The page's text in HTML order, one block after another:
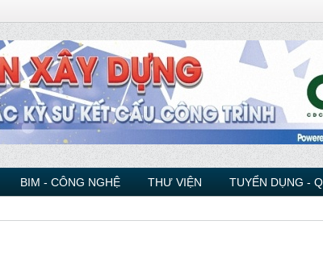
BIM - CÔNG NGHỆ THƯ VIỆN TUYỂN DỤNG -